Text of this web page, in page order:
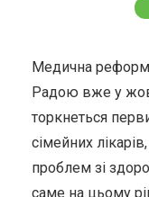
Медична
Радою вже у
торкнеться
сімейних
проблем зі
саме на цьому